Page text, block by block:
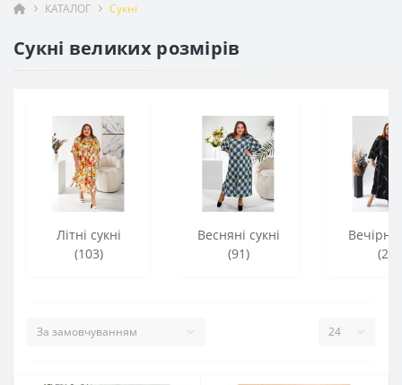
КАТАЛОГ Сукні
Сукні великих розмірів
Літні сукні
(103)
Весняні сукні
(91)
Вечірні
(23)